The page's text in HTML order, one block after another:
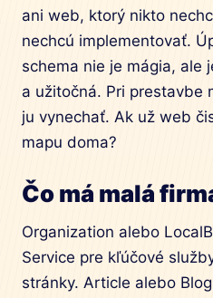
ani web, ktorý nikto
nechcú implementovať.
schema nie je mágia, ale
a užitočná. Pri prestavbe
ju vynechať. Ak už web
mapu doma?
Čo má malá
Organization alebo
Service pre kľúčové
stránky. Article alebo